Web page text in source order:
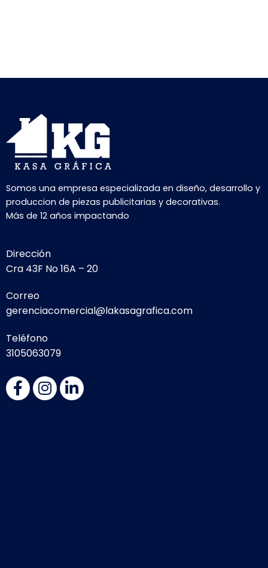
Somos una empresa especializada en diseño, desarrollo y
produccion de piezas publicitarias y decorativas.
Más de 12 años impactando
Dirección
Cra 43F No 16A – 20
Correo
gerenciacomercial@lakasagrafica.com
Teléfono
3105063079